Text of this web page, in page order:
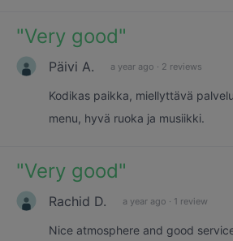
"Very good"
Päivi A. a year ago · 2 reviews
Kodikas paikka, miellyttävä
menu, hyvä ruoka ja musiikki.
"Very good"
Rachid D. a year ago · 1 review
Nice atmosphere and good